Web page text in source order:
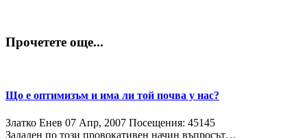
Прочетете още...
Що е оптимизъм и има ли той почва у нас?
Златко Енев 07 Апр, 2007 Посещения: 45145
Зададен по този провокативен начин въпросът…